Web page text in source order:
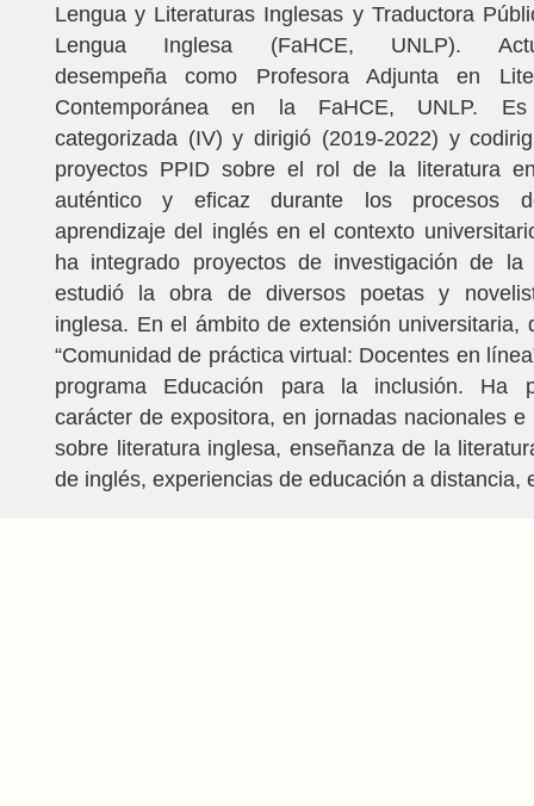
Lengua y Literaturas Inglesas y Traductora
Lengua Inglesa (FaHCE, UNLP).
desempeña como Profesora Adjunta en
Contemporánea en la FaHCE, UNLP. Es
categorizada (IV) y dirigió (2019-2022) y
proyectos PPID sobre el rol de la literatura
auténtico y eficaz durante los procesos
aprendizaje del inglés en el contexto
ha integrado proyectos de investigación de la
estudió la obra de diversos poetas y
inglesa. En el ámbito de extensión universitaria,
“Comunidad de práctica virtual: Docentes en
programa Educación para la inclusión. Ha
carácter de expositora, en jornadas nacionales e
sobre literatura inglesa, enseñanza de la
de inglés, experiencias de educación a distancia,